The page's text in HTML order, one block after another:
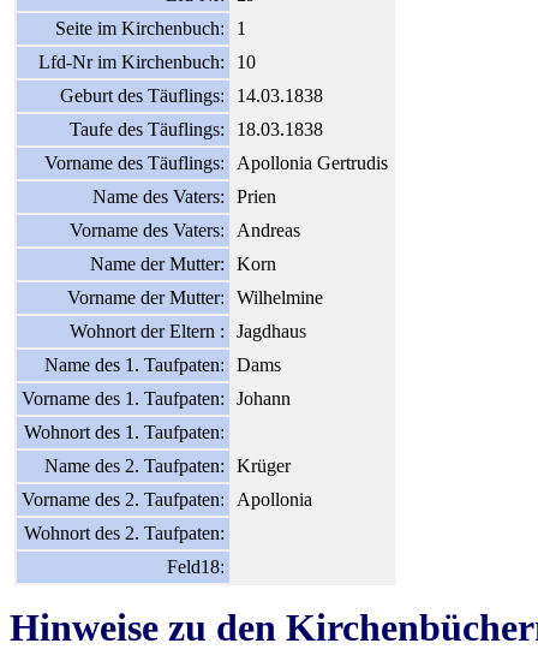
Seite im Kirchenbuch:
1
Lfd-Nr im Kirchenbuch:
10
Geburt des Täuflings:
14.03.1838
Taufe des Täuflings:
18.03.1838
Vorname des Täuflings:
Apollonia Gertrudis
Name des Vaters:
Prien
Vorname des Vaters:
Andreas
Name der Mutter:
Korn
Vorname der Mutter:
Wilhelmine
Wohnort der Eltern :
Jagdhaus
Name des 1. Taufpaten:
Dams
Vorname des 1. Taufpaten:
Johann
Wohnort des 1. Taufpaten:
Name des 2. Taufpaten:
Krüger
Vorname des 2. Taufpaten:
Apollonia
Wohnort des 2. Taufpaten:
Feld18:
Hinweise zu den